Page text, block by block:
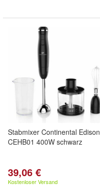
Stabmixer Continental Edison
CEHB01 400W schwarz
39,06 €
Kostenloser Versand